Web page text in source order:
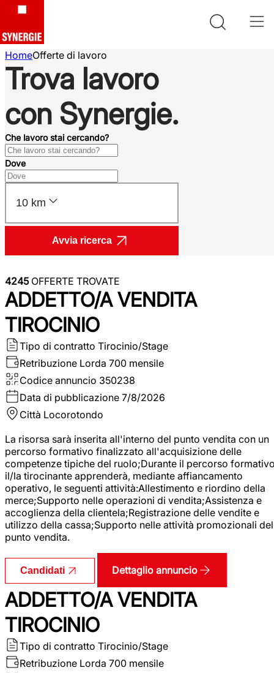
HomeOfferte di lavoro
Trova lavoro
con Synergie.
Che lavoro stai cercando?
Dove
10 km
Avvia ricerca
4245OFFERTE TROVATE
ADDETTO/A VENDITA
TIROCINIO
Tipo di contratto Tirocinio/Stage
Retribuzione Lorda 700 mensile
Codice annuncio 350238
Data di pubblicazione 7/8/2026
Città Locorotondo
La risorsa sarà inserita all'interno del punto vendita con un
percorso formativo finalizzato all'acquisizione delle
competenze tipiche del ruolo;Durante il percorso
il/la tirocinante apprenderà, mediante affiancamento
operativo, le seguenti attività:Allestimento e riordino della
merce;Supporto nelle operazioni di vendita;Assistenza e
accoglienza della clientela;Registrazione delle vendite e
utilizzo della cassa;Supporto nelle attività promozionali del
punto vendita.
Candidati Dettaglio annuncio
ADDETTO/A VENDITA
TIROCINIO
Tipo di contratto Tirocinio/Stage
Retribuzione Lorda 700 mensile